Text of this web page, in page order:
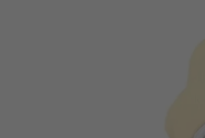
Vá em frente!